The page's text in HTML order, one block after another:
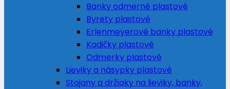
Banky odmerné plastové
Byrety plastové
Erlenmeyerové banky plastové
Kadičky plastové
Odmerky plastové
Lieviky a násypky plastové
Stojany a držiaky na lieviky, banky,